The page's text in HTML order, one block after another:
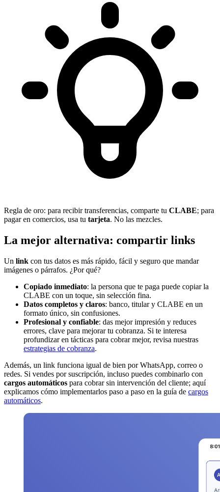
Regla de oro: para recibir transferencias, comparte tu CLABE; para
pagar en comercios, usa tu tarjeta. No las mezcles.
La mejor alternativa: compartir links
Un link con tus datos es más rápido, fácil y seguro que mandar
imágenes o párrafos. ¿Por qué?
Copiado inmediato: la persona que te paga puede copiar la
CLABE con un toque, sin selección fina.
Datos completos y claros: banco, titular y CLABE en un
formato único, sin confusiones.
Profesional y confiable: das mejor impresión y reduces
errores, clave para mejorar tu cobranza. Si te interesa
profundizar en tácticas para cobrar mejor, revisa nuestras
estrategias de cobranza.
Además, un link funciona igual de bien por WhatsApp, correo o
redes. Si vendes por suscripción, incluso puedes combinarlo con
cargos automáticos para cobrar sin intervención del cliente; aquí
explicamos cómo implementarlos paso a paso en la guía de cargos
automáticos.